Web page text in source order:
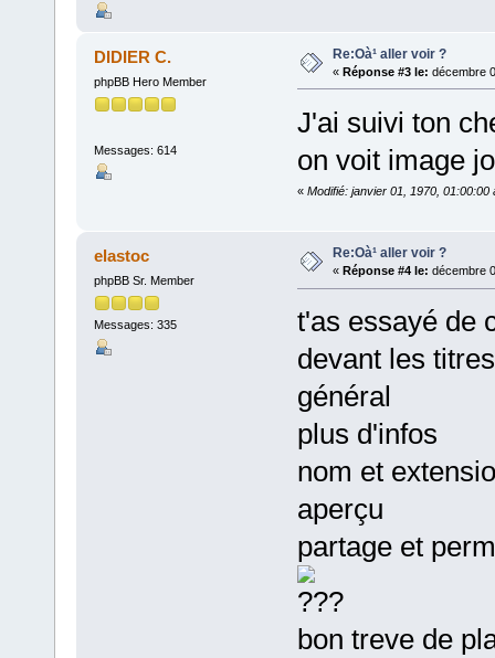
DIDIER C.
phpBB Hero Member
Messages: 614
Re:Oà¹ aller voir ?
« Réponse #3 le: décembre
J'ai suivi ton
on voit image
« Modifié: janvier 01, 1970, 01:00:00
elastoc
phpBB Sr. Member
Messages: 335
Re:Oà¹ aller voir ?
« Réponse #4 le: décembre
t'as essayé de
devant les
général
plus d'infos
nom et
aperçu
partage et
bon treve de